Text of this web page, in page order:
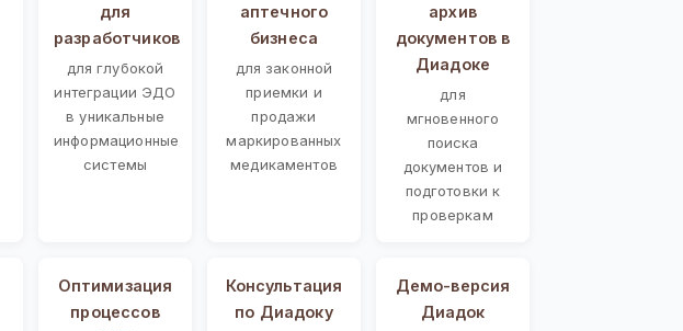
для
разработчиков
для глубокой
интеграции ЭДО
в уникальные
информационные
системы
аптечного
бизнеса
для законной
приемки и
продажи
маркированных
медикаментов
архив
документов в
Диадоке
для
мгновенного
поиска
документов и
подготовки к
проверкам
Оптимизация
процессов
Консультация
по Диадоку
Демо-версия
Диадок